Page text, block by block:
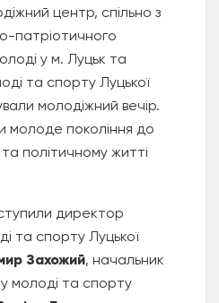
центр, спільно з
патріотичного
у м. Луцьк та
та спорту Луцької
молодіжний вечір.
молоде покоління до
політичному житті
директор
та спорту Луцької
Захожий, начальник
молоді та спорту